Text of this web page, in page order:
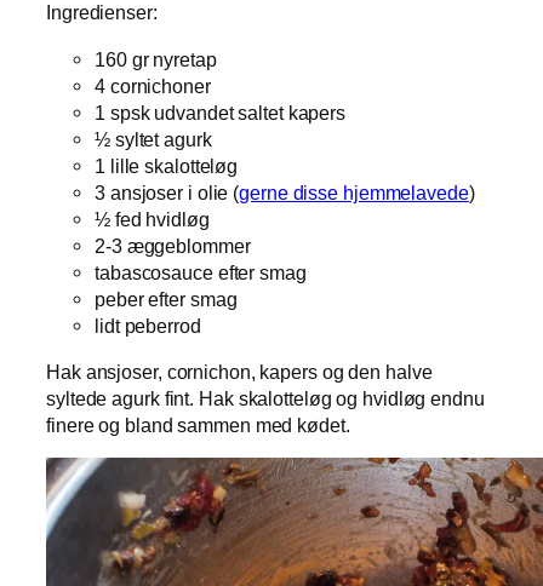
Ingredienser:
160 gr nyretap
4 cornichoner
1 spsk udvandet saltet kapers
½ syltet agurk
1 lille skalotteløg
3 ansjoser i olie (gerne disse hjemmelavede)
½ fed hvidløg
2-3 æggeblommer
tabascosauce efter smag
peber efter smag
lidt peberrod
Hak ansjoser, cornichon, kapers og den halve
syltede agurk fint. Hak skalotteløg og hvidløg endnu
finere og bland sammen med kødet.